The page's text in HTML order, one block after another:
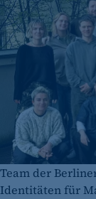
Team der
Identitäten für